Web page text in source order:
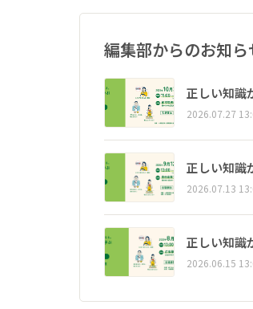
編集部からのお知ら
正しい知識
2026.07.27
正しい知識
2026.07.13
正しい知識
2026.06.15